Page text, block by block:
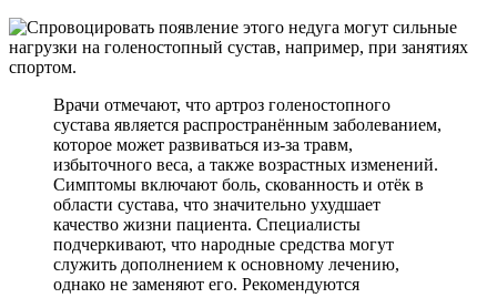
Врачи отмечают, что артроз голеностопного
сустава является распространённым заболеванием,
которое может развиваться из-за травм,
избыточного веса, а также возрастных изменений.
Симптомы включают боль, скованность и отёк в
области сустава, что значительно ухудшает
качество жизни пациента. Специалисты
подчеркивают, что народные средства могут
служить дополнением к основному лечению,
однако не заменяют его. Рекомендуются